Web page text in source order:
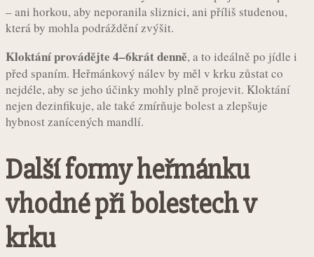
– ani horkou, aby neporanila sliznici, ani příliš studenou,
která by mohla podráždění zvýšit.
Kloktání provádějte 4–6krát denně, a to ideálně po jídle i
před spaním. Heřmánkový nálev by měl v krku zůstat co
nejdéle, aby se jeho účinky mohly plně projevit. Kloktání
nejen dezinfikuje, ale také zmírňuje bolest a zlepšuje
hybnost zanícených mandlí.
Další formy heřmánku
vhodné při bolestech v
krku